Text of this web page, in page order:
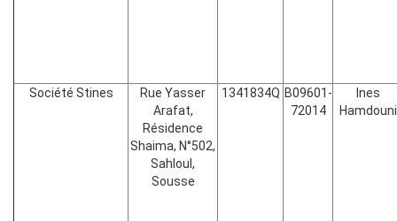
Société Stines
Rue Yasser
Arafat,
Résidence
Shaima, N°502,
Sahloul,
Sousse
1341834Q B09601-
72014
Ines
Hamdouni